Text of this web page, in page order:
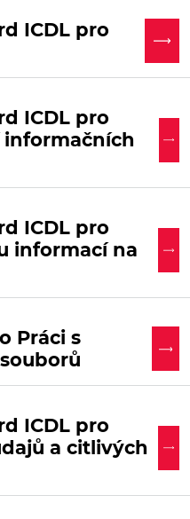
ICDL pro
ICDL pro
informačních
ICDL pro
informací na
Práci s
ICDL pro
a citlivých